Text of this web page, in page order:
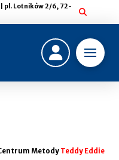
| pl. Lotników 2/6, 72-
Metody Teddy Eddie